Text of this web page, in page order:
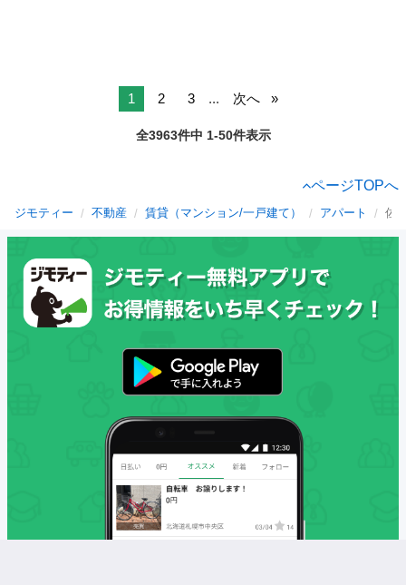
1 2 3 ... 次へ
全3963件中 1-50件表示
ページTOPへ
ジモティー 不動産 賃貸（マンション/一戸建て） アパート 佐